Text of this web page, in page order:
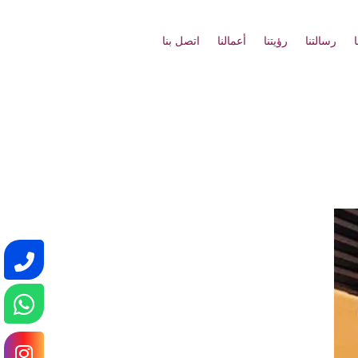
رسالتنا رؤيتنا أعمالنا اتصل بنا